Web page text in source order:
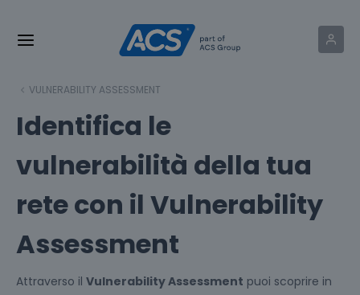
VULNERABILITY ASSESSMENT
Identifica le
vulnerabilità della tua
rete con il Vulnerability
Assessment
Attraverso il Vulnerability Assessment puoi scoprire in